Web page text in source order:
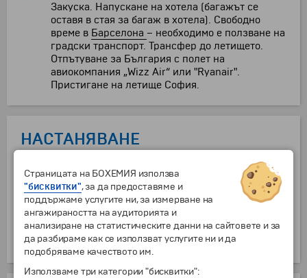
Закуска. Напускане на хотела (багажът се
оставя в стая за багаж в хотела). Свободно
време в Барселона – необходимо е ползване на
градски транспорт. Трансфер до летището.
Отпътуване за България с полет на
авиокомпания „Wizz Air“ или "Ryanair".
Пристигане на летище София.
НАСТАНЯВАНЕ
Двойна стая със спалня включено в цената
Двойна стая с отделни легла включено в цената
Двойна стая за комбиниране
Единична стая
+490.91 лв.
Страницата на БОХЕМИЯ използва
"бисквитки", за да предоставяме и
поддържаме услугите ни, за измерване на
ангажираността на аудиторията и
анализиране на статистическите данни на сайтовете и за
да разбираме как се използват услугите ни и да
подобряваме качеството им.
Използваме три категории "бисквитки":